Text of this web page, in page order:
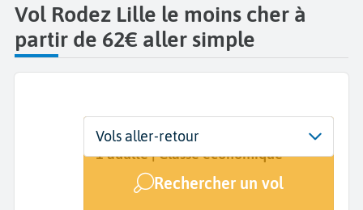
Vol Rodez Lille le moins cher à
partir de 62€ aller simple
Départ
Rodez (RDZ)
Dates
29 sept. - 6 oct.
Voyageurs | Classe
1 adulte | Classe économique
Rechercher un vol
Vols aller-retour